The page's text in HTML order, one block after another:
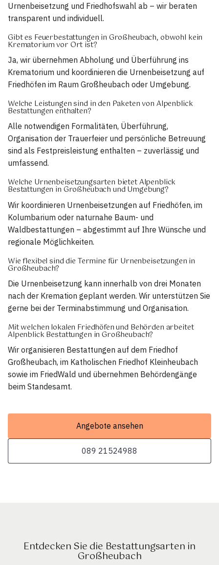
Urnenbeisetzung und Friedhofswahl ab – wir beraten
transparent und individuell.
Gibt es Feuerbestattungen in Großheubach, obwohl kein
Krematorium vor Ort ist?
Ja, wir übernehmen Abholung und Überführung ins
Krematorium und koordinieren die Urnenbeisetzung auf
Friedhöfen im Raum Großheubach oder Umgebung.
Welche Leistungen sind in den Paketen von Alpenblick
Bestattungen enthalten?
Alle notwendigen Formalitäten, Überführung,
Organisation der Trauerfeier und persönliche Betreuung
sind als Festpreisleistung enthalten – zuverlässig und
umfassend.
Welche Urnenbeisetzungsarten bietet Alpenblick
Bestattungen in Großheubach und Umgebung?
Wir koordinieren Urnenbeisetzungen auf Friedhöfen, im
Kolumbarium oder naturnahe Baum- und
Waldbestattungen – abgestimmt auf Ihre Wünsche und
regionale Möglichkeiten.
Wie flexibel sind die Termine für Urnenbeisetzungen in
Großheubach?
Die Urnenbeisetzung kann innerhalb von drei Monaten
nach der Kremation geplant werden. Wir unterstützen Sie
gerne bei der Terminabstimmung und Organisation.
Mit welchen lokalen Friedhöfen und Behörden arbeitet
Alpenblick Bestattungen in Großheubach?
Wir organisieren Bestattungen auf dem Friedhof
Großheubach, im Katholischen Friedhof Kleinheubach
sowie im FriedWald und übernehmen Behördengänge
beim Standesamt.
Angebote ansehen
089 21524988
Entdecken Sie die Bestattungsarten in
Großheubach